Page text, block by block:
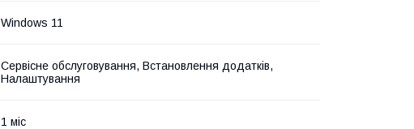
Windows 11
Сервісне обслуговування, Встановлення додатків,
Налаштування
1 міс